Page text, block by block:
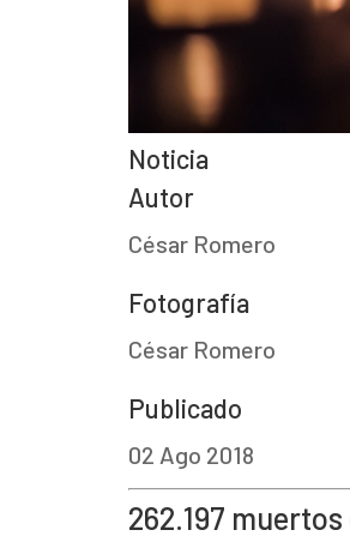
Noticia
Autor
César Romero
Fotografía
César Romero
Publicado
02 Ago 2018
262.197